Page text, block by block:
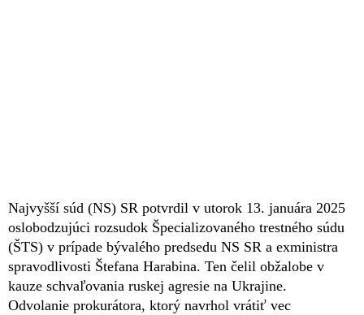
Najvyšší súd (NS) SR potvrdil v utorok 13. januára 2025
oslobodzujúci rozsudok Špecializovaného trestného súdu
(ŠTS) v prípade bývalého predsedu NS SR a exministra
spravodlivosti Štefana Harabina. Ten čelil obžalobe v
kauze schvaľovania ruskej agresie na Ukrajine.
Odvolanie prokurátora, ktorý navrhol vrátiť vec